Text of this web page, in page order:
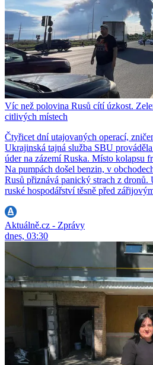
Víc než polovina Rusů cítí úzkost.
citlivých místech
Čtyřicet dní utajovaných operací,
Ukrajinská tajná služba SBU
úder na zázemí Ruska. Místo kolapsu
Na pumpách došel benzin, v
Rusů přiznává panický strach z dronů.
ruské hospodářství těsně před
Aktuálně.cz - Zprávy
dnes, 03:30